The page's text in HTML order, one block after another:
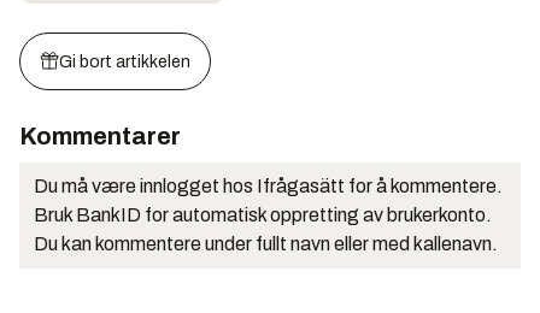
Gi bort artikkelen
Kommentarer
Du må være innlogget hos Ifrågasätt for å kommentere.
Bruk BankID for automatisk oppretting av brukerkonto.
Du kan kommentere under fullt navn eller med kallenavn.